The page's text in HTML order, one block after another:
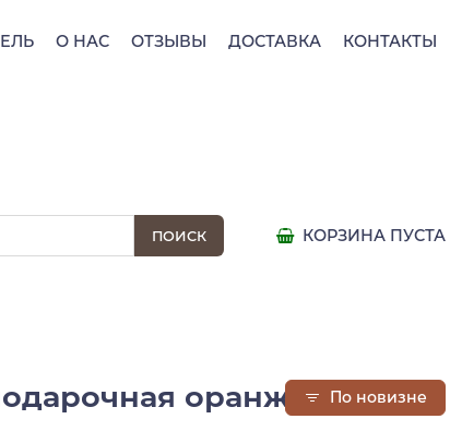
О НАС ОТЗЫВЫ ДОСТАВКА КОНТАКТЫ
КОРЗИНА ПУСТА
оранжеваяПо новизне